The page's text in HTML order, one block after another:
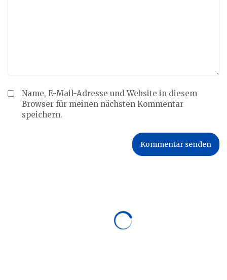
Name, E-Mail-Adresse und Website in diesem
Browser für meinen nächsten Kommentar
speichern.